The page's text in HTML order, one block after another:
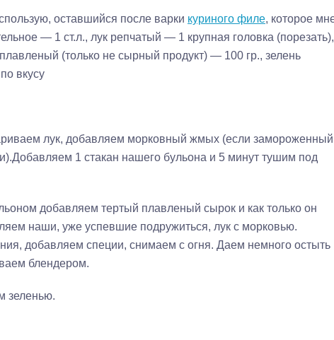
оставшийся после варки куриного филе, которое
— 1 ст.л., лук репчатый — 1 крупная головка (порезать),
(только не сырный продукт) — 100 гр., зелень
вкусу
лук, добавляем морковный жмых (если замороженный
1 стакан нашего бульона и 5 минут тушим под
добавляем тертый плавленый сырок и как только он
наши, уже успевшие подружиться, лук с морковью.
добавляем специи, снимаем с огня. Даем немного остыть
блендером.
зеленью.